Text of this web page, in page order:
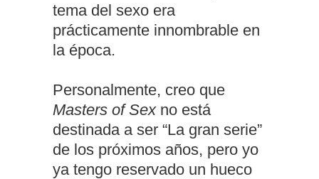
tema del sexo era
prácticamente innombrable en
la época.
Personalmente, creo que
Masters of Sex no está
destinada a ser “La gran serie”
de los próximos años, pero yo
ya tengo reservado un hueco